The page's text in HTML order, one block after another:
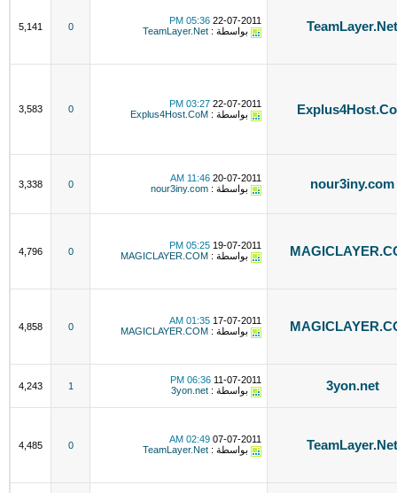
TeamLayer.Net
22-07-2011
05:36 PM
بواسطة : TeamLayer.Net
0
5,141
22-07-2011
03:27 PM
بواسطة : Explus4Host.CoM
0
3,583
nour3iny.com
20-07-2011
11:46 AM
بواسطة : nour3iny.com
0
3,338
19-07-2011
05:25 PM
بواسطة : MAGICLAYER.COM
0
4,796
17-07-2011
01:35 AM
بواسطة : MAGICLAYER.COM
0
4,858
3yon.net
11-07-2011
06:36 PM
بواسطة : 3yon.net
1
4,243
TeamLayer.Net
07-07-2011
02:49 AM
بواسطة : TeamLayer.Net
0
4,485